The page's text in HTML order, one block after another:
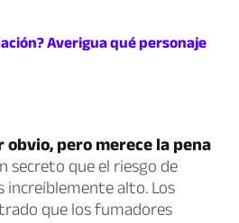
Averigua qué personaje
obvio, pero merece la pena
secreto que el riesgo de
alto. Los
que los fumadores